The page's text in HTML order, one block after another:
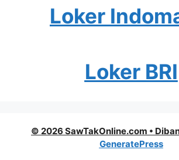
Loker
Loker BRI
© 2026 SawTakOnline.com •
GeneratePress